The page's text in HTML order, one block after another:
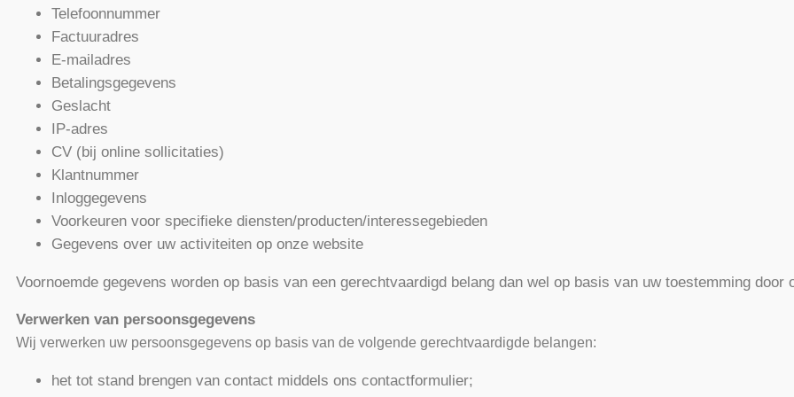
Telefoonnummer
Factuuradres
E-mailadres
Betalingsgegevens
Geslacht
IP-adres
CV (bij online sollicitaties)
Klantnummer
Inloggegevens
Voorkeuren voor specifieke diensten/producten/interessegebieden
Gegevens over uw activiteiten op onze website
Voornoemde gegevens worden op basis van een gerechtvaardigd belang dan wel op basis van uw toestemming door
Verwerken van persoonsgegevens
Wij verwerken uw persoonsgegevens op basis van de volgende gerechtvaardigde belangen:
het tot stand brengen van contact middels ons contactformulier;